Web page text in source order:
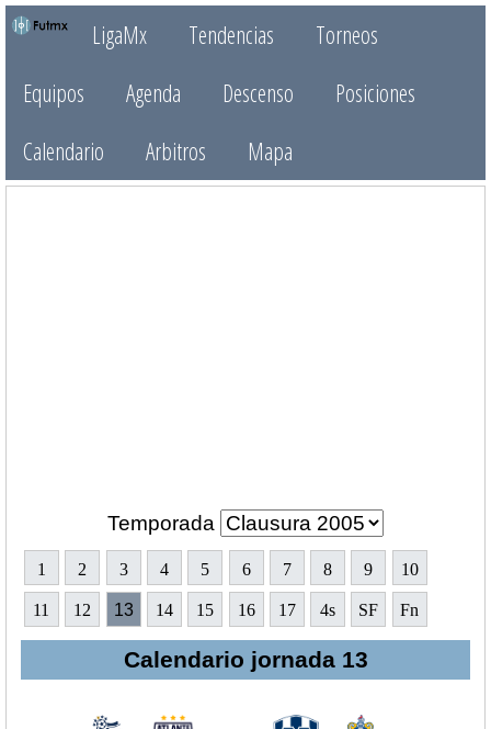
LigaMx Tendencias
Torneos
Equipos
Agenda Descenso
Posiciones
Calendario
Arbitros Mapa
Temporada
1 2 3 4 5 6 7 8 9 10
11 12 13 14 15 16 17 4s SF Fn
Calendario jornada 13